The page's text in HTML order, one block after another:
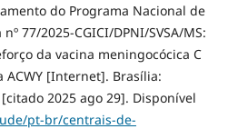
do Programa Nacional de
77/2025-CGICI/DPNI/SVSA/MS:
da vacina meningocócica C
ACWY [Internet]. Brasília:
2025 ago 29]. Disponível
pt-br/centrais-de-